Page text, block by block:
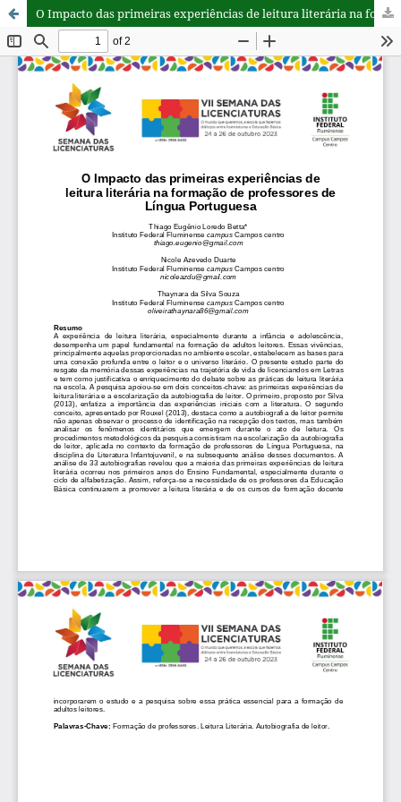
O Impacto das primeiras experiências de leitura literária na formação de professores de Língua Portuguesa